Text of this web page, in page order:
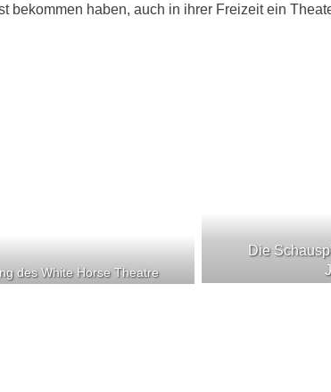
bekommen haben, auch in ihrer Freizeit ein
des White Horse Theatre
Die